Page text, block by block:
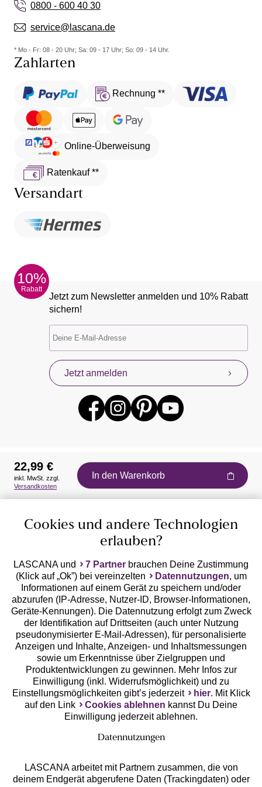
0800 - 600 40 30
service@lascana.de
* Mo - Fr: 08 - 20 Uhr; Sa: 09 - 17 Uhr; So: 09 - 14 Uhr.
Zahlarten
Rechnung **
Online-Überweisung
Ratenkauf **
Versandart
10%
Rabatt
Jetzt zum Newsletter anmelden und 10% Rabatt
sichern!
Jetzt anmelden
Auszeichnungen
Geprüfte Sicherheit
Unsere Apps
22,99 €
inkl. MwSt. zzgl.
Versandkosten
In den Warenkorb
Cookies und andere Technologien
erlauben?
LASCANA und 7 Partner brauchen Deine Zustimmung
(Klick auf „Ok”) bei vereinzelten
Datennutzungen, um
Informationen auf einem Gerät zu speichern und/oder
abzurufen (IP-Adresse, Nutzer-ID, Browser-Informationen,
Geräte-Kennungen). Die Datennutzung erfolgt zum Zweck
der Identifikation auf Drittseiten (auch unter Nutzung
pseudonymisierter E-Mail-Adressen), für personalisierte
Anzeigen und Inhalte, Anzeigen- und Inhaltsmessungen
sowie um Erkenntnisse über Zielgruppen und
Produktentwicklungen zu gewinnen. Mehr Infos zur
Einwilligung (inkl. Widerrufsmöglichkeit) und zu
Einstellungsmöglichkeiten gibt’s jederzeit
hier. Mit Klick
auf den Link
Cookies ablehnen kannst Du Deine
Einwilligung jederzeit ablehnen.
Datennutzungen
LASCANA arbeitet mit Partnern zusammen, die von
deinem Endgerät abgerufene Daten (Trackingdaten) oder